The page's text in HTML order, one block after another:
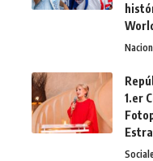
World
1.er